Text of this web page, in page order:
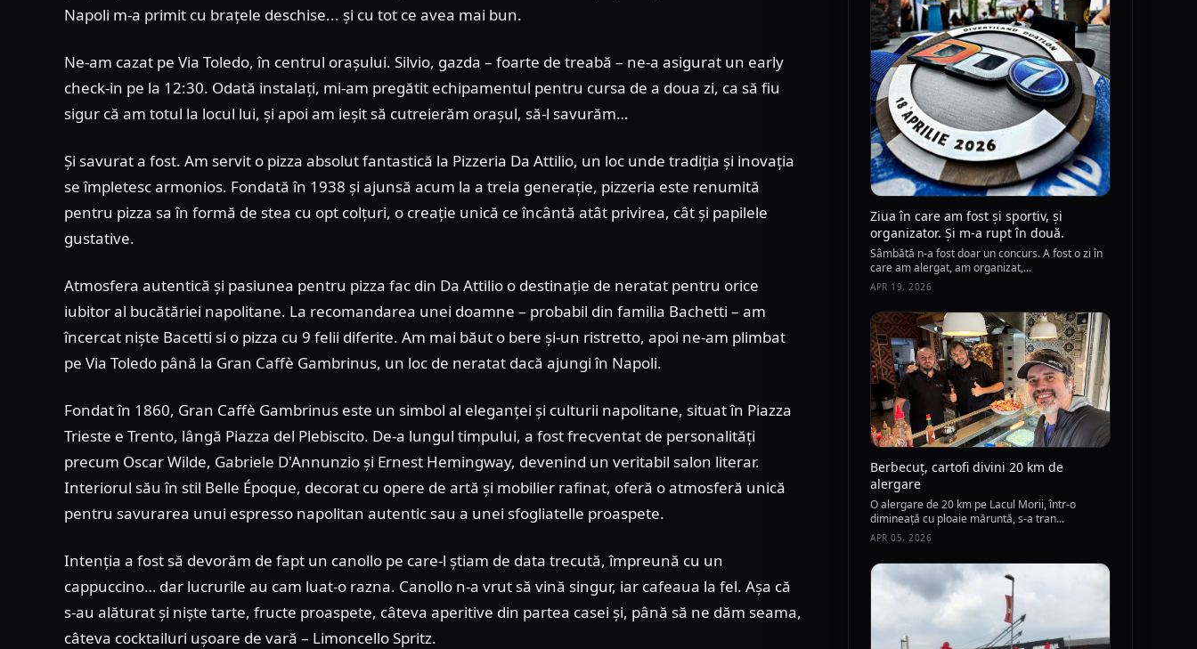
Napoli m-a primit cu brațele deschise... și cu tot ce avea mai bun.
Ne-am cazat pe Via Toledo, în centrul orașului. Silvio, gazda – foarte de treabă – ne-a asigurat un early
check-in pe la 12:30. Odată instalați, mi-am pregătit echipamentul pentru cursa de a doua zi, ca să fiu
sigur că am totul la locul lui, și apoi am ieșit să cutreierăm orașul, să-l savurăm…
Și savurat a fost. Am servit o pizza absolut fantastică la Pizzeria Da Attilio, un loc unde tradiția și inovația
se împletesc armonios. Fondată în 1938 și ajunsă acum la a treia generație, pizzeria este renumită
pentru pizza sa în formă de stea cu opt colțuri, o creație unică ce încântă atât privirea, cât și papilele
gustative.
Atmosfera autentică și pasiunea pentru pizza fac din Da Attilio o destinație de neratat pentru orice
iubitor al bucătăriei napolitane. La recomandarea unei doamne – probabil din familia Bachetti – am
încercat niște Bacetti si o pizza cu 9 felii diferite. Am mai băut o bere și-un ristretto, apoi ne-am plimbat
pe Via Toledo până la Gran Caffè Gambrinus, un loc de neratat dacă ajungi în Napoli.
Fondat în 1860, Gran Caffè Gambrinus este un simbol al eleganței și culturii napolitane, situat în Piazza
Trieste e Trento, lângă Piazza del Plebiscito. De-a lungul timpului, a fost frecventat de personalități
precum Oscar Wilde, Gabriele D'Annunzio și Ernest Hemingway, devenind un veritabil salon literar.
Interiorul său în stil Belle Époque, decorat cu opere de artă și mobilier rafinat, oferă o atmosferă unică
pentru savurarea unui espresso napolitan autentic sau a unei sfogliatelle proaspete.
Intenția a fost să devorăm de fapt un canollo pe care-l știam de data trecută, împreună cu un
cappuccino… dar lucrurile au cam luat-o razna. Canollo n-a vrut să vină singur, iar cafeaua la fel. Așa că
s-au alăturat și niște tarte, fructe proaspete, câteva aperitive din partea casei și, până să ne dăm seama,
câteva cocktailuri ușoare de vară – Limoncello Spritz.
Ziua în care am fost și sportiv, și
organizator. Și m-a rupt în două.
Sâmbătă n-a fost doar un concurs. A fost o zi în
care am alergat, am organizat,...
APR 19, 2026
Berbecuț, cartofi divini 20 km de
alergare
O alergare de 20 km pe Lacul Morii, într-o
dimineață cu ploaie măruntă, s-a tran...
APR 05, 2026